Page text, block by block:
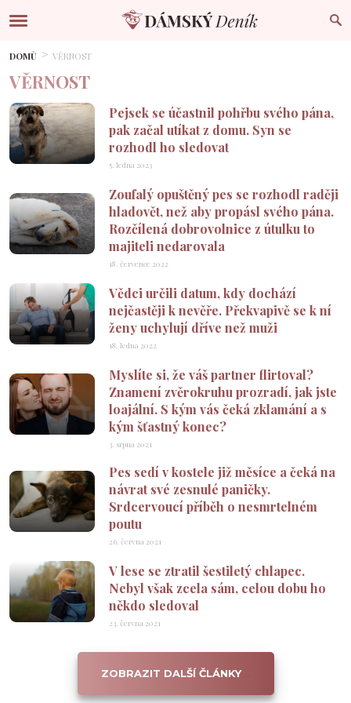
DOMŮ VĚRNOST
VĚRNOST
Pejsek se účastnil pohřbu svého pána,
pak začal utíkat z domu. Syn se
rozhodl ho sledovat
5. ledna 2023
Zoufalý opuštěný pes se rozhodl raději
hladovět, než aby propásl svého pána.
Rozčílená dobrovolnice z útulku to
majiteli nedarovala
18. července 2022
Vědci určili datum, kdy dochází
nejčastěji k nevěře. Překvapivě se k ní
ženy uchylují dříve než muži
18. ledna 2022
Myslíte si, že váš partner flirtoval?
Znamení zvěrokruhu prozradí, jak jste
loajální. S kým vás čeká zklamání a s
kým šťastný konec?
3. srpna 2021
Pes sedí v kostele již měsíce a čeká na
návrat své zesnulé paničky.
Srdcervoucí příběh o nesmrtelném
poutu
26. června 2021
V lese se ztratil šestiletý chlapec.
Nebyl však zcela sám, celou dobu ho
někdo sledoval
23. června 2021
ZOBRAZIT DALŠÍ ČLÁNKY